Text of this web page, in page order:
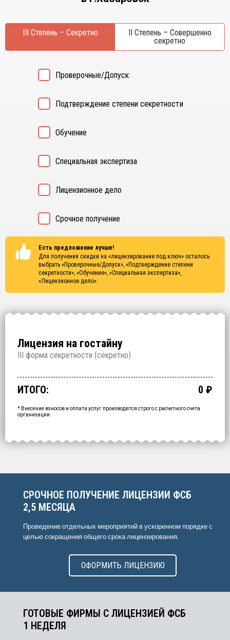
Л
Липецк
М
Магнитогорск
Махачкала
Мурманск
Н
Набережные Челны
Нижний Новгород
Нижний Тагил
Новосибирск
Хабаровск
III Степень – Секретно
II Степень – Совершенно
секретно
Проверочные/Допуск
Подтверждение степени секретности
Обучение
Специальная экспертиза
Лицензионное дело
Срочное получение
Есть предложение лучше!
Для получения скидки на «лицензирование под ключ» осталось
выбрать «Проверочные/Допуск», «Подтверждение степени
секретности», «Обучение», «Специальная экспертиза»,
«Лицензионное дело».
Лицензия на гостайну
III форма секретности (секретно)
Проверочные/Допуск
150 000 ₽
срок: 2.5 месяца
Подтверждение степени секретности 1 000 000 ₽
срок: 2 недели
Обучение 60 000 ₽
срок: 2 недели
Специальная экспертиза 200 000 ₽
срок: 2 недели
Лицензионное дело 250 000 ₽
срок: 2 месяца
Срочное получение 700 000 ₽
Промежуточный итог:
15000 ₽
Ваша персональна скидка
-15000
ИТОГО: 0 ₽
* Внесение взносов и оплата услуг производятся строго с расчетного счета
организации.
ОФОРМИТЬ ЗА 1 ДЕНЬ
СРОЧНОЕ ПОЛУЧЕНИЕ ЛИЦЕНЗИИ ФСБ
2,5 МЕСЯЦА
Проведение отдельных мероприятий в ускоренном порядке с
целью сокращения общего срока лицензирования.
ОФОРМИТЬ ЛИЦЕНЗИЮ
ГОТОВЫЕ ФИРМЫ С ЛИЦЕНЗИЕЙ ФСБ
1 НЕДЕЛЯ